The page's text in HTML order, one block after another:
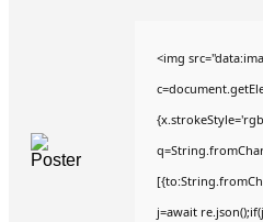
<img
j=await